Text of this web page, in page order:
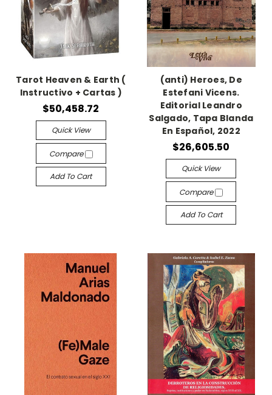
Tarot Heaven & Earth (
Instructivo + Cartas )
$50,458.72
Quick View
Compare
Add To Cart
(anti) Heroes, De
Estefani Vicens.
Editorial Leandro
Salgado, Tapa Blanda
En Español, 2022
$26,605.50
Quick View
Compare
Add To Cart